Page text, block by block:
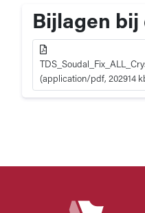
Bijlagen
(application/pdf, 202914